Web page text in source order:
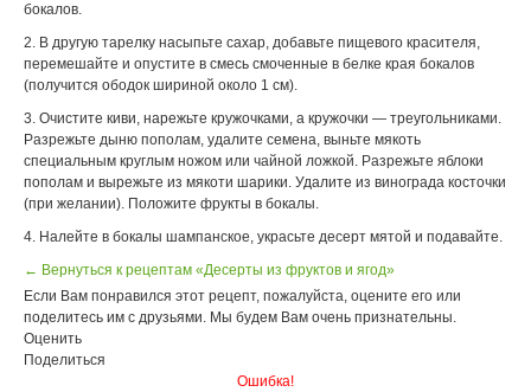
бокалов.
2. В другую тарелку насыпьте сахар, добавьте пищевого красителя,
перемешайте и опустите в смесь смоченные в белке края бокалов
(получится ободок шириной около 1 см).
3. Очистите киви, нарежьте кружочками, а кружочки — треугольниками.
Разрежьте дыню пополам, удалите семена, выньте мякоть
специальным круглым ножом или чайной ложкой. Разрежьте яблоки
пополам и вырежьте из мякоти шарики. Удалите из винограда косточки
(при желании). Положите фрукты в бокалы.
4. Налейте в бокалы шампанское, украсьте десерт мятой и подавайте.
← Вернуться к рецептам «Десерты из фруктов и ягод»
Если Вам понравился этот рецепт, пожалуйста, оцените его или
поделитесь им с друзьями. Мы будем Вам очень признательны.
Оценить
Поделиться
Ошибка!